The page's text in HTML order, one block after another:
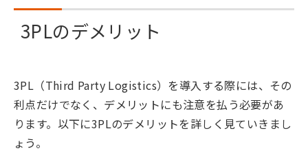
3PLのデメリット
3PL（Third Party Logistics）を導入する際には、その
利点だけでなく、デメリットにも注意を払う必要があ
ります。以下に3PLのデメリットを詳しく見ていきまし
ょう。